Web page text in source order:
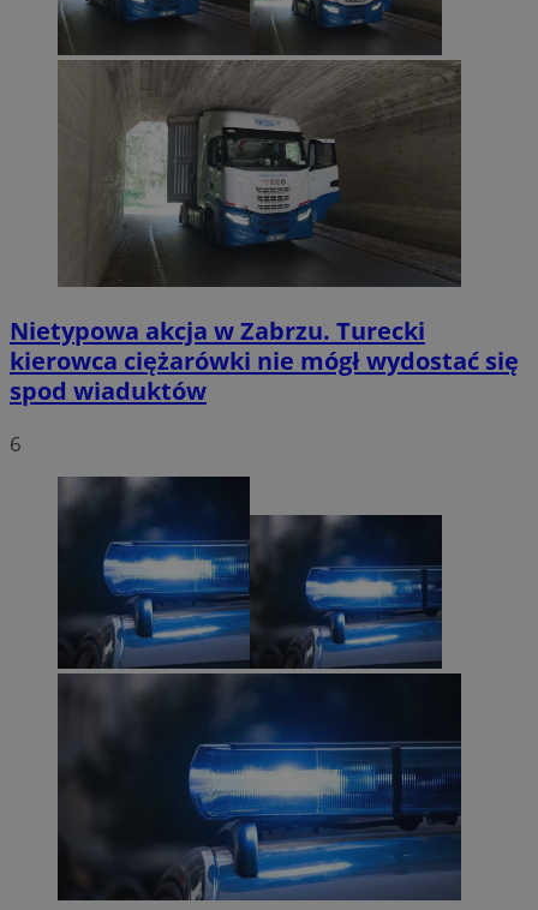
Nietypowa akcja w Zabrzu. Turecki
kierowca ciężarówki nie mógł wydostać się
spod wiaduktów
6